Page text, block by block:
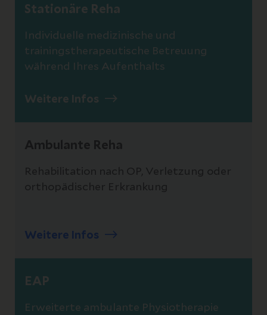
Stationäre Reha
Individuelle medizinische und
trainingstherapeutische Betreuung
während Ihres Aufenthalts
Weitere Infos
Ambulante Reha
Rehabilitation nach OP, Verletzung oder
orthopädischer Erkrankung
Weitere Infos
EAP
Erweiterte ambulante Physiotherapie